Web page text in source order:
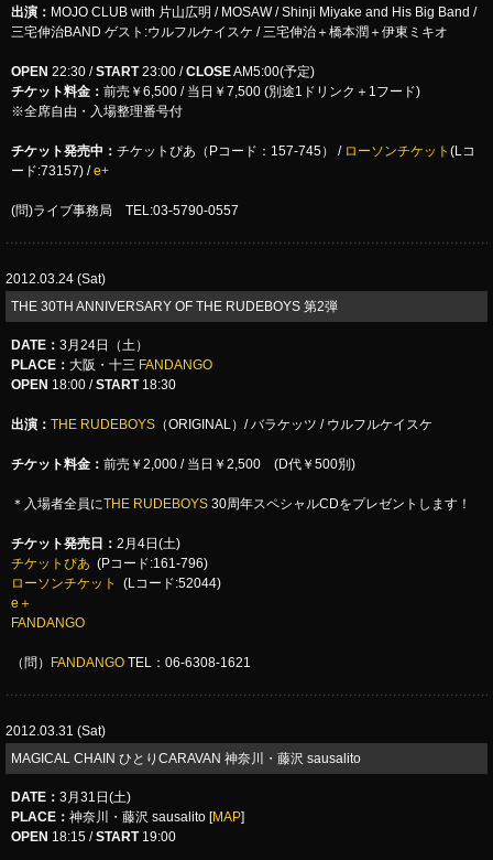
出演： MOJO CLUB with 片山広明 / MOSAW / Shinji Miyake and His Big Band /
三宅伸治BAND ゲスト:ウルフルケイスケ / 三宅伸治＋橋本潤＋伊東ミキオ
OPEN 22:30 /START23:00 /CLOSEAM5:00(予定)
チケット料金： 前売￥6,500 / 当日￥7,500 (別途1ドリンク＋1フード)
※全席自由・入場整理番号付
チケット発売中： チケットぴあ（Pコード：157-745） / ローソンチケット (Lコ
ード:73157) /e+
(問)ライブ事務局 TEL:03-5790-0557
2012.03.24 (Sat)
THE 30TH ANNIVERSARY OF THE RUDEBOYS 第2弾
DATE ： 3月24日（土）
PLACE ： 大阪・十三 FANDANGO
OPEN 18:00 /START18:30
出演： THE RUDEBOYS （ORIGINAL）/ バラケッツ / ウルフルケイスケ
チケット料金： 前売￥2,000 / 当日￥2,500 (D代￥500別)
＊入場者全員にTHE RUDEBOYS 30周年スペシャルCDをプレゼントします！
チケット発売日： 2月4日(土)
チケットぴあ (Pコード:161-796)
ローソンチケット
(Lコード:52044)
e＋
FANDANGO
（問） FANDANGO TEL：06-6308-1621
2012.03.31 (Sat)
MAGICAL CHAIN ひとりCARAVAN 神奈川・藤沢 sausalito
DATE ： 3月31日(土)
PLACE ： 神奈川・藤沢 sausalito [MAP]
OPEN 18:15 /START19:00